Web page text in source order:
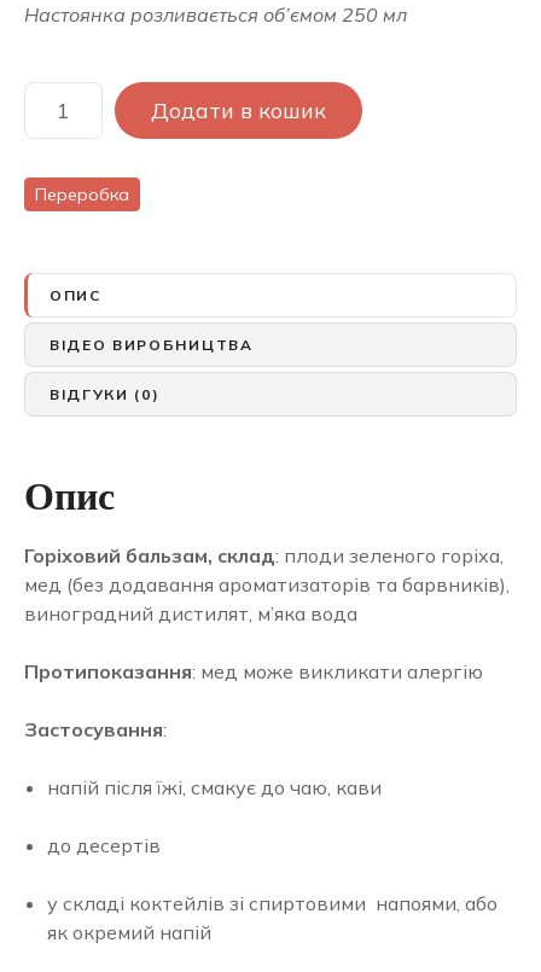
Настоянка розливається об’ємом 250 мл
ГОРІХОВИЙ
бальзам
коробці
кількість
Додати в кошик
Переробка
ОПИС
ВІДЕО ВИРОБНИЦТВА
ВІДГУКИ (0)
Опис
Горіховий бальзам, склад: плоди зеленого горіха,
мед (без додавання ароматизаторів та барвників),
виноградний дистилят, м’яка вода
Протипоказання: мед може викликати алергію
Застосування:
напій після їжі, смакує до чаю, кави
до десертів
у складі коктейлів зі спиртовими напоями, або
як окремий напій